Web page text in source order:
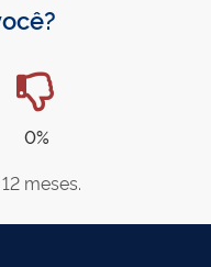
0%
meses.